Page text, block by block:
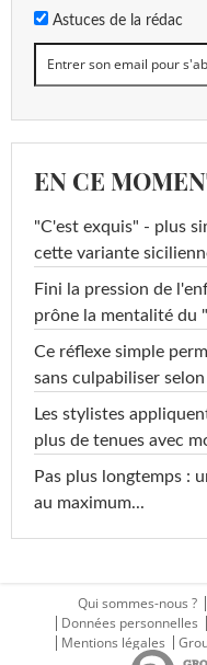
Astuces de la rédac
EN CE
"C'est exquis" - plus
cette variante
Fini la pression de
prône la mentalité du
Ce réflexe simple
sans culpabiliser
Les stylistes
plus de tenues avec
Pas plus longtemps :
au maximum...
Qui sommes-nous ?
Données personnelles
Mentions légales